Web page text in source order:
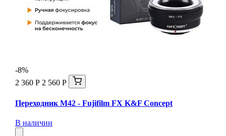
-8%
2 360 Р 2 560 Р
Переходник M42 - Fujifilm FX K&F Concept
В наличии